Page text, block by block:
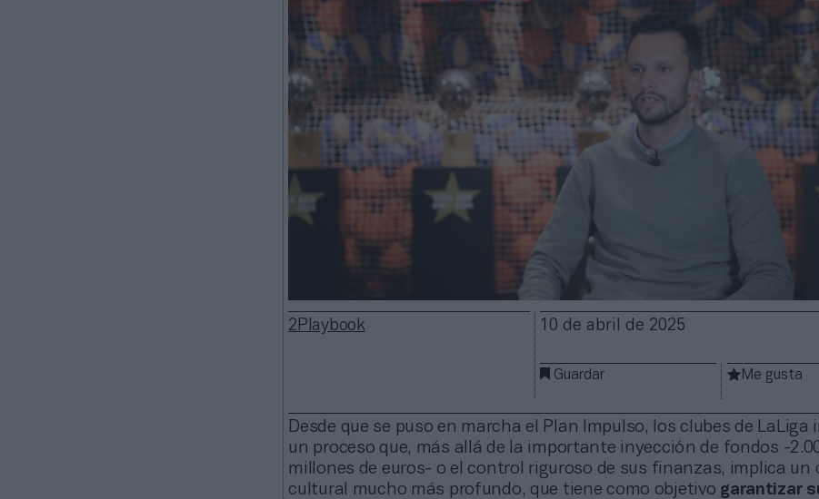
2Playbook 10 de abril de 2025
Guardar Me gusta
Desde que se puso en marcha el Plan Impulso, los clubes de LaLiga
un proceso que, más allá de la importante inyección de fondos -
millones de euros- o el control riguroso de sus finanzas, implica un
cultural mucho más profundo, que tiene como objetivo garantizar